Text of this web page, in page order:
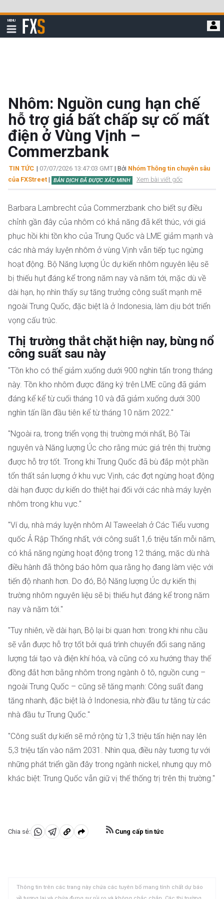
qua
đi
MENU
Hiển
thị
FXStreet
Nhôm: Nguồn cung hạn chế
hỗ trợ giá bất chấp sự cố mất
điện ở Vùng Vịnh –
Commerzbank
TIN TỨC | 07/07/2026 13:47:03 GMT | Bởi Nhóm Thông tin chuyên sâu
của FXStreet | BẢN DỊCH ĐÃ ĐƯỢC XÁC MINH Xem bài viết gốc
Barbara Lambrecht của Commerzbank cho biết sự điều
chỉnh gần đây của nhôm có khả năng đã kết thúc, với giá
phục hồi khi tồn kho của Trung Quốc và LME giảm mạnh và
các nhà máy luyện nhôm ở vùng Vịnh vẫn tiếp tục ngừng
hoạt động. Bộ Năng lượng Úc dự kiến nhôm nguyên liệu sẽ
bị thiếu hụt đáng kể trong năm nay và năm tới, mặc dù về
dài hạn, họ nhìn thấy sự tăng trưởng công suất mạnh mẽ
ngoài Trung Quốc, đặc biệt là ở Indonesia, làm dịu bớt triển
vọng cấu trúc.
Thị trường thắt chặt hiện nay, bùng nổ
công suất sau này
"Tồn kho có thể giảm xuống dưới 900 nghìn tấn trong tháng
này. Tồn kho nhôm được đăng ký trên LME cũng đã giảm
đáng kể kể từ cuối tháng 10 và đã giảm xuống dưới 300
nghìn tấn lần đầu tiên kể từ tháng 10 năm 2022."
"Ngoài ra, trong triển vọng thị trường mới nhất, Bộ Tài
nguyên và Năng lượng Úc cho rằng mức giá trên thị trường
được hỗ trợ tốt. Trong khi Trung Quốc đã bù đắp một phần
tổn thất sản lượng ở khu vực Vịnh, các đợt ngừng hoạt động
dài hạn được dự kiến do thiệt hại đối với các nhà máy luyện
nhôm trong khu vực."
"Ví dụ, nhà máy luyện nhôm Al Taweelah ở Các Tiểu vương
quốc Ả Rập Thống nhất, với công suất 1,6 triệu tấn mỗi năm,
có khả năng ngừng hoạt động trong 12 tháng, mặc dù nhà
điều hành đã thông báo hôm qua rằng họ đang làm việc với
tiến độ nhanh hơn. Do đó, Bộ Năng lượng Úc dự kiến thị
trường nhôm nguyên liệu sẽ bị thiếu hụt đáng kể trong năm
nay và năm tới."
"Tuy nhiên, về dài hạn, Bộ lại bi quan hơn: trong khi nhu cầu
sẽ vẫn được hỗ trợ tốt bởi quá trình chuyển đổi sang năng
lượng tái tạo và điện khí hóa, và cũng có xu hướng thay thế
đồng đắt hơn bằng nhôm trong ngành ô tô, nguồn cung –
ngoài Trung Quốc – cũng sẽ tăng mạnh: Công suất đang
tăng nhanh, đặc biệt là ở Indonesia, nhờ đầu tư tăng từ các
nhà đầu tư Trung Quốc."
"Công suất dự kiến sẽ mở rộng từ 1,3 triệu tấn hiện nay lên
5,3 triệu tấn vào năm 2031. Nhìn qua, điều này tương tự với
những phát triển gần đây trong ngành nickel, nhưng quy mô
khác biệt: Trung Quốc vẫn giữ vị thế thống trị trên thị trường."
Chia sẻ:
Chia Chia Sao
Cung cấp tin tức
Thông tin trên các trang này chứa các tuyên bố mang tính chất dự báo